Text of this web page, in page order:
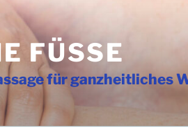
FÜSSE
für ganzheitliches